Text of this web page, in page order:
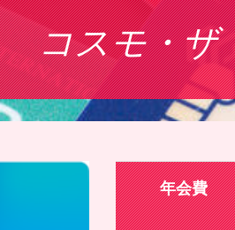
コスモ・ザ
年会費